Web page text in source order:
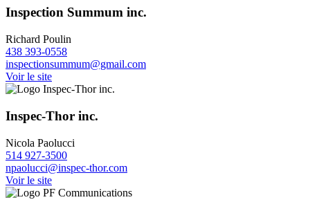
Inspection Summum inc.
Richard Poulin
438 393-0558
inspectionsummum@gmail.com
Voir le site
Inspec-Thor inc.
Nicola Paolucci
514 927-3500
npaolucci@inspec-thor.com
Voir le site